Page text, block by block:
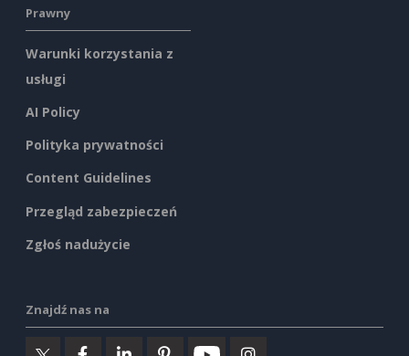
Prawny
Warunki korzystania z
usługi
AI Policy
Polityka prywatności
Content Guidelines
Przegląd zabezpieczeń
Zgłoś nadużycie
Znajdź nas na